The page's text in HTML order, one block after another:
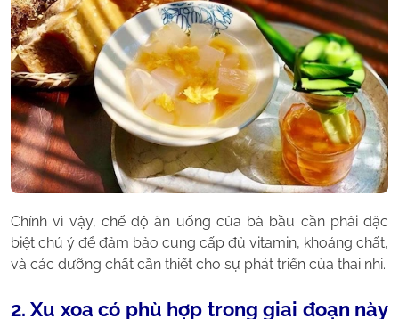
Chính vì vậy, chế độ ăn uống của bà bầu cần phải đặc
biệt chú ý để đảm bảo cung cấp đủ vitamin, khoáng chất,
và các dưỡng chất cần thiết cho sự phát triển của thai nhi.
2. Xu xoa có phù hợp trong giai đoạn này